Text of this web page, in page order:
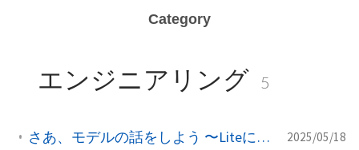
Category
エンジニアリング 5
さあ、モデルの話をしよう 〜Liteにはじめるドメイン駆動設計〜 2025/05/18